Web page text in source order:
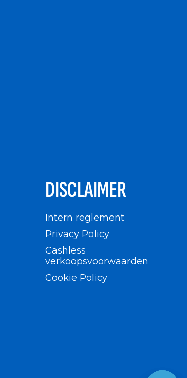
DISCLAIMER
Intern reglement
Privacy Policy
Cashless
verkoopsvoorwaarden
Cookie Policy